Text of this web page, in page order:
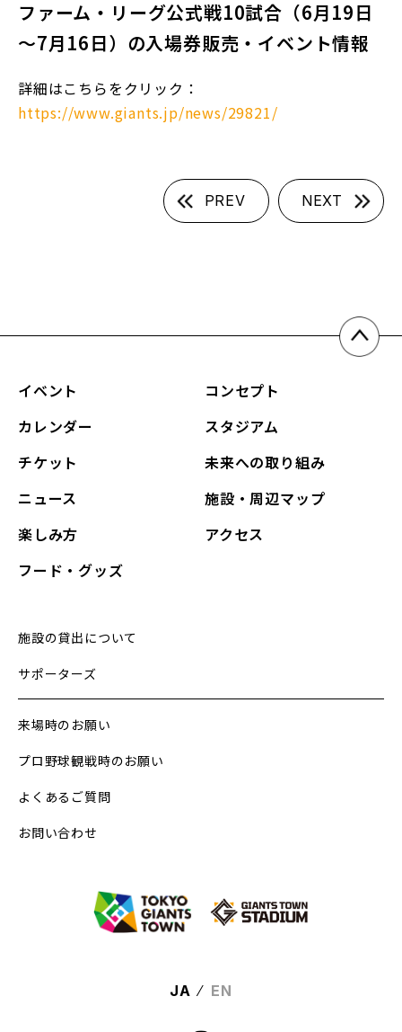
ファーム・リーグ公式戦10試合（6月19日
～7月16日）の入場券販売・イベント情報
詳細はこちらをクリック：
https://www.giants.jp/news/29821/
PREV NEXT
イベント
カレンダー
チケット
ニュース
楽しみ方
フード・グッズ
コンセプト
スタジアム
未来への取り組み
施設・周辺マップ
アクセス
施設の貸出について
サポーターズ
来場時のお願い
プロ野球観戦時のお願い
よくあるご質問
お問い合わせ
JA ⁄ EN